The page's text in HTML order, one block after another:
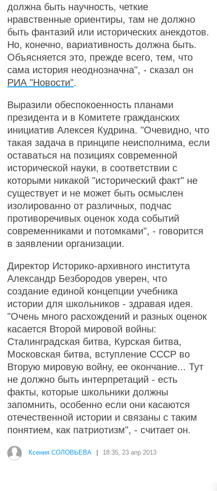
должна быть научность, четкие
нравственные ориентиры, там не должно
быть фантазий или исторических анекдотов.
Но, конечно, вариативность должна быть.
Объясняется это, прежде всего, тем, что
сама история неоднозначна", - сказал он
РИА "Новости".
Выразили обеспокоенность планами
президента и в Комитете гражданских
инициатив Алексея Кудрина. "Очевидно, что
такая задача в принципе неисполнима, если
оставаться на позициях современной
исторической науки, в соответствии с
которыми никакой "исторический факт" не
существует и не может быть осмыслен
изолированно от различных, подчас
противоречивых оценок хода событий
современниками и потомками", - говорится
в заявлении организации.
Директор Историко-архивного института
Александр Безбородов уверен, что
создание единой концепции учебника
истории для школьников - здравая идея.
"Очень много расхождений и разных оценок
касается Второй мировой войны:
Сталинградская битва, Курская битва,
Московская битва, вступление СССР во
Вторую мировую войну, ее окончание... Тут
не должно быть интерпретаций - есть
факты, которые школьники должны
запомнить, особенно если они касаются
отечественной истории и связаны с таким
понятием, как патриотизм", - считает он.
Ксения СОЛОВЬЕВА 18:35, 23 апр 2013